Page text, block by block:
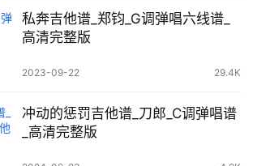
私奔吉他谱_郑钧_G调弹唱六线谱_
高清完整版
2023-09-22 29.4K
冲动的惩罚吉他谱_刀郎_C调弹唱谱
_高清完整版